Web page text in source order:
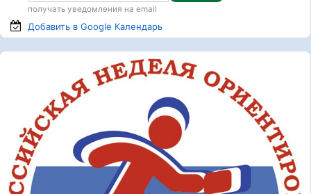
получать уведомления на email
Добавить в Google Календарь